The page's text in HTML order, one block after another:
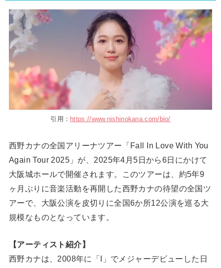
引用： https://www.nishinokana.com/bio/
西野カナの全国アリーナツアー「Fall In Love With You
Again Tour 2025」が、2025年4月5日から6日にかけて
大阪城ホールで開催されます。このツアーは、約5年9
ヶ月ぶりに音楽活動を再開した西野カナの待望の全国ツ
アーで、大阪公演を皮切りに全国6か所12公演を巡る大
規模なものとなっています。
【アーティスト紹介】
西野カナは、2008年に「I」でメジャーデビューした日